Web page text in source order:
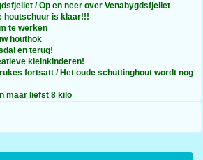
/ Op en neer over Venabygdsfjellet
houtschuur is klaar!!!
te werken
houthok
en terug!
kleinkinderen!
fortsatt / Het oude schuttinghout wordt nog
maar liefst 8 kilo